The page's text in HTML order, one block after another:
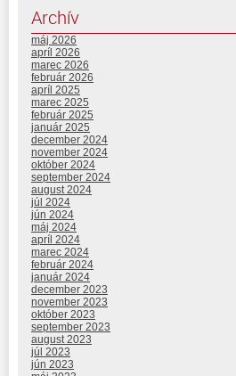
Archív
máj 2026
apríl 2026
marec 2026
február 2026
apríl 2025
marec 2025
február 2025
január 2025
december 2024
november 2024
október 2024
september 2024
august 2024
júl 2024
jún 2024
máj 2024
apríl 2024
marec 2024
február 2024
január 2024
december 2023
november 2023
október 2023
september 2023
august 2023
júl 2023
jún 2023